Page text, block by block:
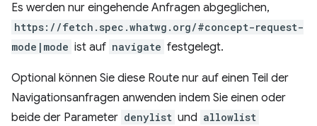
Es werden nur eingehende Anfragen abgeglichen,
https://fetch.spec.whatwg.org/#concept-request-
mode|mode ist auf navigate festgelegt.
Optional können Sie diese Route nur auf einen Teil der
Navigationsanfragen anwenden indem Sie einen oder
beide der Parameter denylist und allowlist